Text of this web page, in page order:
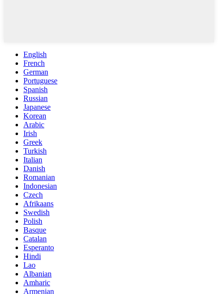
English
French
German
Portuguese
Spanish
Russian
Japanese
Korean
Arabic
Irish
Greek
Turkish
Italian
Danish
Romanian
Indonesian
Czech
Afrikaans
Swedish
Polish
Basque
Catalan
Esperanto
Hindi
Lao
Albanian
Amharic
Armenian